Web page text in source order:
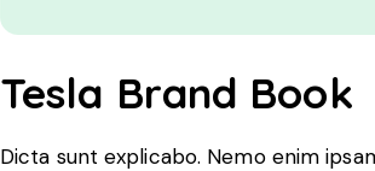
Tesla Brand Book
Dicta sunt explicabo. Nemo enim